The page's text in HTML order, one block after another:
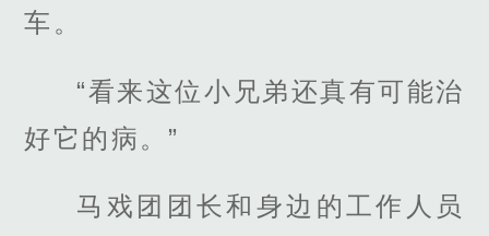
车。
“看来这位小兄弟还真有可能治
好它的病。”
马戏团团长和身边的工作人员